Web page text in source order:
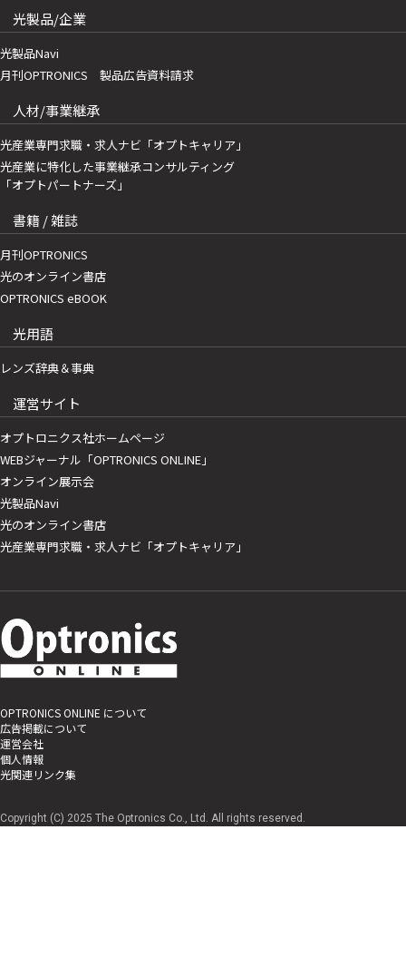
光製品/企業
光製品Navi
月刊OPTRONICS 製品広告資料請求
人材/事業継承
光産業専門求職・求人ナビ「オプトキャリア」
光産業に特化した事業継承コンサルティング
「オプトパートナーズ」
書籍 / 雑誌
月刊OPTRONICS
光のオンライン書店
OPTRONICS eBOOK
光用語
レンズ辞典＆事典
運営サイト
オプトロニクス社ホームページ
WEBジャーナル「OPTRONICS ONLINE」
オンライン展示会
光製品Navi
光のオンライン書店
光産業専門求職・求人ナビ「オプトキャリア」
OPTRONICS ONLINE について
広告掲載について
運営会社
個人情報
光関連リンク集
Copyright (C) 2025 The Optronics Co., Ltd. All rights reserved.